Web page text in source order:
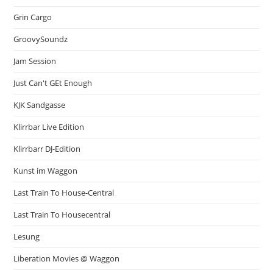
Grin Cargo
GroovySoundz
Jam Session
Just Can't GEt Enough
KJK Sandgasse
Klirrbar Live Edition
Klirrbarr DJ-Edition
Kunst im Waggon
Last Train To House-Central
Last Train To Housecentral
Lesung
Liberation Movies @ Waggon